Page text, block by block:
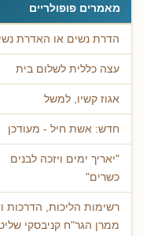
מאמרים פופולריים
הדרת נשים או האדרת
עצה כללית לשלום בית
אגוז קשיו, למשל
חדש: אשת חיל - מעודכן
"יאריך ימים ויזכה לבנים
כשרים"
רשימות הליכות, הדרכות
ממרן הגר"ח קניבסקי